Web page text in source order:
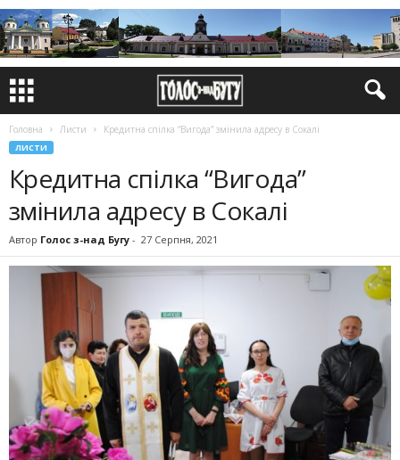
Головна Листи Кредитна спілка “Вигода” змінила адресу в Сокалі
ЛИСТИ
Кредитна спілка “Вигода”
змінила адресу в Сокалі
Автор Голос з-над Бугу - 27 Серпня, 2021